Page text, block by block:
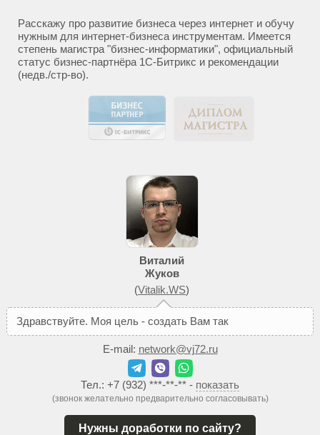
Расскажу про развитие бизнеса через интернет и обучу
нужным для интернет-бизнеса инструментам. Имеется
степень магистра "бизнес-информатики", официальный
статус бизнес-партнёра 1С-Битрикс и рекомендации
(недв./стр-во).
Виталий
Жуков
(Vitalik.WS)
Здравствуйте. Моя цель - создать Вам тако
E-mail: network@vj72.ru
Тел.: +7 (932) ***-**-** - показать
(звонок желательно предварительно согласовывать)
Нужны доработки по сайту?